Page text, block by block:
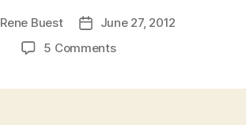
Rene Buest
PostJune 27, 2012
5 Commentson